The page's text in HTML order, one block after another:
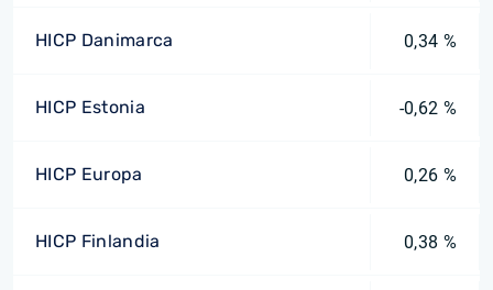
HICP Danimarca 0,34 %
HICP Estonia -0,62 %
HICP Europa 0,26 %
HICP Finlandia 0,38 %